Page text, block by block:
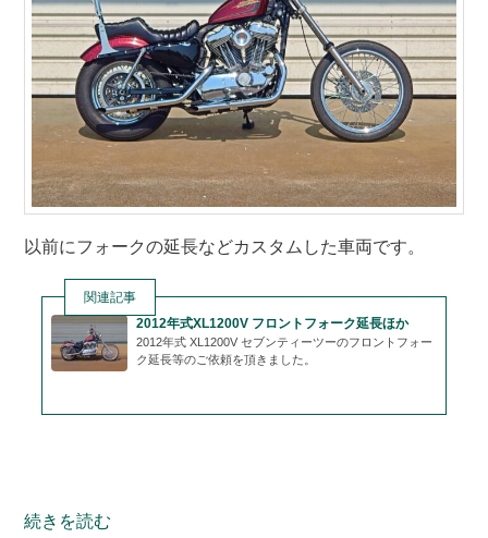
移
動
動
以前にフォークの延長などカスタムした車両です。
関連記事
2012年式XL1200V フロントフォーク延長ほか
2012年式 XL1200V セブンティーツーのフロントフォー
ク延長等のご依頼を頂きました。
続きを読む